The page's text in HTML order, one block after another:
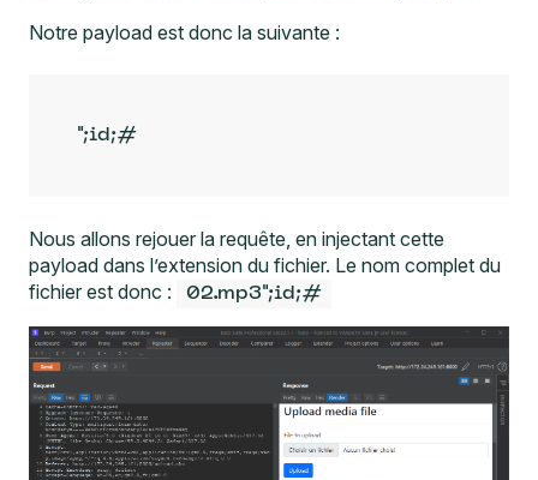
Notre payload est donc la suivante :
";id;#
Nous allons rejouer la requête, en injectant cette
payload dans l’extension du fichier. Le nom complet du
fichier est donc :
02.mp3";id;#